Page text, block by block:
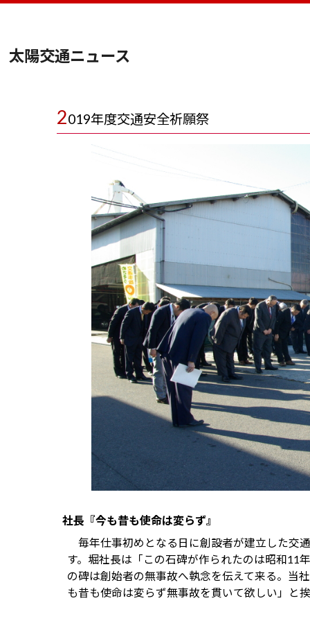
太陽交通ニュース
2019年度交通安全祈願祭
社長『今も昔も使命は変らず』
毎年仕事初めとなる日に創設者が建立した交
す。堀社長は「この石碑が作られたのは昭和11
の碑は創始者の無事故へ執念を伝えて来る。当
も昔も使命は変らず無事故を貫いて欲しい」と